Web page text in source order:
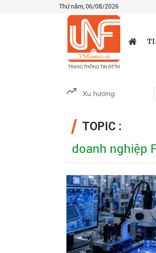
Thứ năm, 06/08/2026
Xu hướng:
TOPIC :
doanh nghiệp